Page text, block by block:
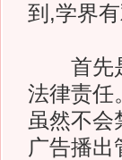
到,学界有
首先是
法律责任
虽然不
广告播